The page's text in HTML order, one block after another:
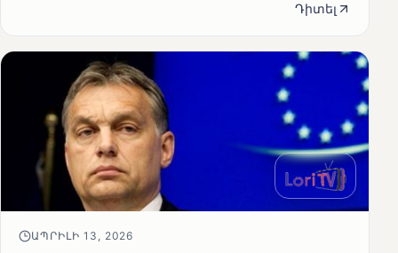
Դիտել
ԱՊՐԻԼԻ 13, 2026